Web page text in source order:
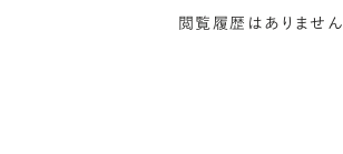
閲覧履歴はありません